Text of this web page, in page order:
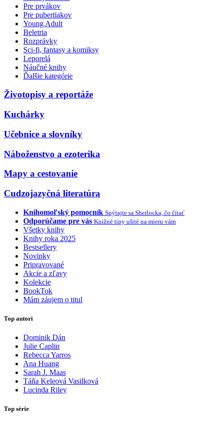
Pre prvákov
Pre pubertiakov
Young Adult
Beletria
Rozprávky
Sci-fi, fantasy a komiksy
Leporelá
Náučné knihy
Ďalšie kategórie
Životopisy a reportáže
Kuchárky
Učebnice a slovníky
Náboženstvo a ezoterika
Mapy a cestovanie
Cudzojazyčná literatúra
Knihomoľský pomocník Spýtajte sa Sherlocka, čo čítať
Odporúčame pre vás Knižné tipy ušité na mieru vám
Všetky knihy
Knihy roka 2025
Bestsellery
Novinky
Pripravované
Akcie a zľavy
Kolekcie
BookTok
Mám záujem o titul
Top autori
Dominik Dán
Julie Caplin
Rebecca Yarros
Ana Huang
Sarah J. Maas
Táňa Keleová Vasilková
Lucinda Riley
Top série